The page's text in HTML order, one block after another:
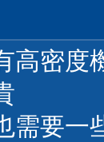
高密度
需要一